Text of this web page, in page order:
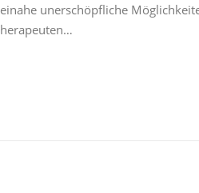
unerschöpfliche